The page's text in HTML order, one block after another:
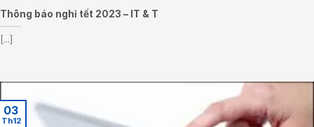
Thông báo nghỉ tết 2023 – IT & T
[...]
03
Th12